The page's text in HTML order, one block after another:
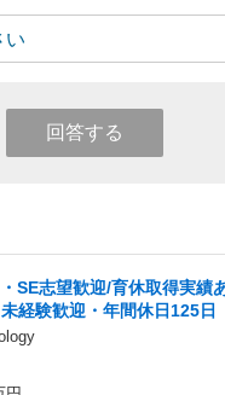
回答する
SE志望歓迎/育休取得実績
経験歓迎・年間休日125日